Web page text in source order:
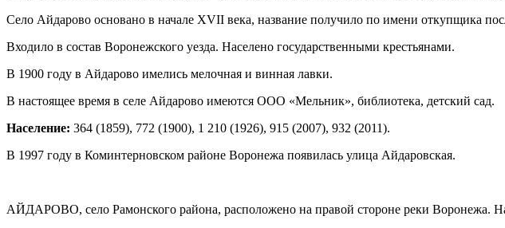
Село Айдарово основано в начале XVII века, название получило по имени откупщика
Входило в состав Воронежского уезда. Населено государственными крестьянами.
В 1900 году в Айдарово имелись мелочная и винная лавки.
В настоящее время в селе Айдарово имеются ООО «Мельник», библиотека, детский сад.
Население: 364 (1859), 772 (1900), 1 210 (1926), 915 (2007), 932 (2011).
В 1997 году в Коминтерновском районе Воронежа появилась улица Айдаровская.
АЙДАРОВО, село Рамонского района, расположено на правой стороне реки Воронежа.